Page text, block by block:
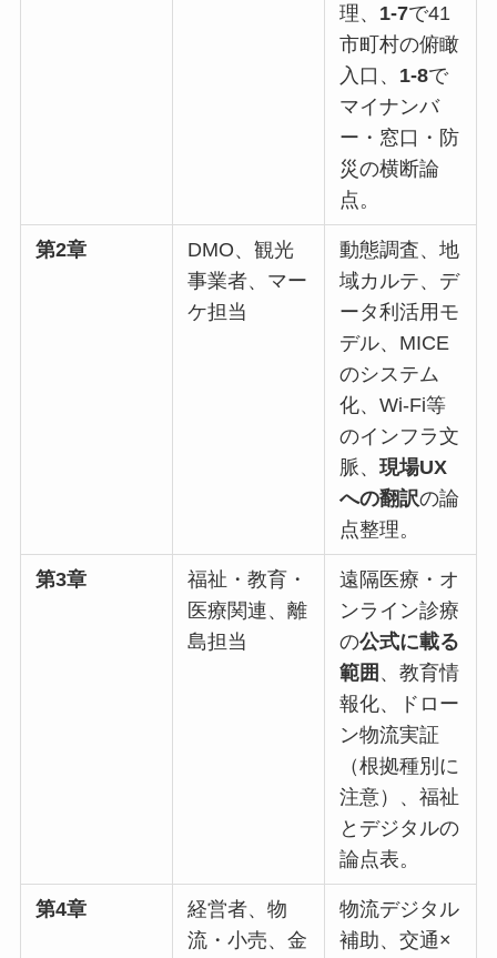
理、 1-7で41
市町村の俯瞰
入口、 1-8で
マイナンバ
ー・窓口・防
災の横断論
点。
第2章
DMO、観光
事業者、マー
ケ担当
動態調査、地
域カルテ、デ
ータ利活用モ
デル、MICE
のシステム
化、Wi-Fi等
のインフラ文
脈、現場UX
への翻訳の論
点整理。
第3章
福祉・教育・
医療関連、離
島担当
遠隔医療・オ
ンライン診療
の公式に載る
範囲 、教育情
報化、ドロー
ン物流実証
（根拠種別に
注意）、福祉
とデジタルの
論点表。
第4章
経営者、物
流・小売、金
物流デジタル
補助、交通×